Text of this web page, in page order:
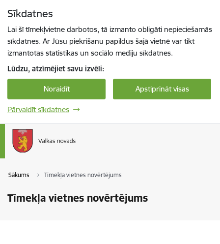
Sīkdatnes
Lai šī tīmekļvietne darbotos, tā izmanto obligāti nepieciešamās
sīkdatnes. Ar Jūsu piekrišanu papildus šajā vietnē var tikt
izmantotas statistikas un sociālo mediju sīkdatnes.
Lūdzu, atzīmējiet savu izvēli:
Noraidīt Apstiprināt visas
Pārvaldīt sīkdatnes
Sākums Tīmekļa vietnes novērtējums
Tīmekļa vietnes novērtējums